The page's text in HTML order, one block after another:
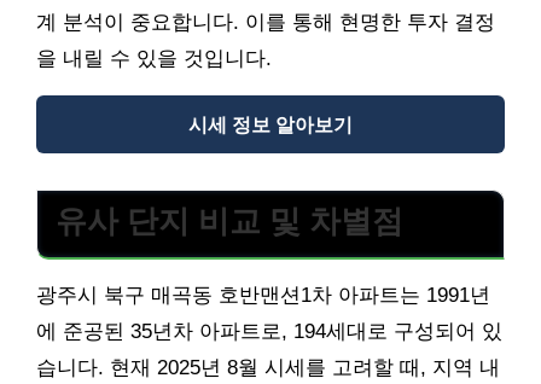
계 분석이 중요합니다. 이를 통해 현명한 투자 결정
을 내릴 수 있을 것입니다.
시세 정보 알아보기
유사 단지 비교 및 차별점
광주시 북구 매곡동 호반맨션1차 아파트는 1991년
에 준공된 35년차 아파트로, 194세대로 구성되어 있
습니다. 현재 2025년 8월 시세를 고려할 때, 지역 내